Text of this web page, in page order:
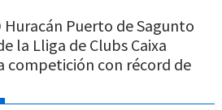
Huracán Puerto de Sagunto
la Lliga de Clubs Caixa
competición con récord de